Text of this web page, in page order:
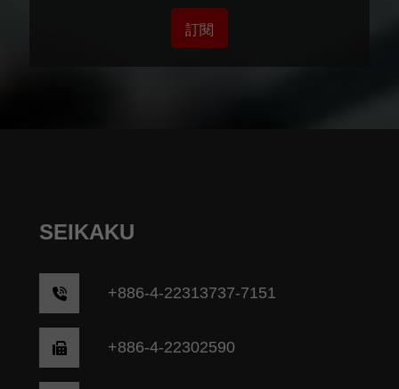
訂閱
SEIKAKU
+886-4-22313737-7151
+886-4-22302590